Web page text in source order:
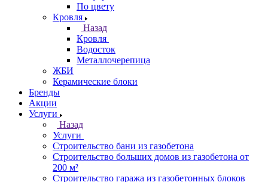
По цвету
Кровля
Назад
Кровля
Водосток
Металлочерепица
ЖБИ
Керамические блоки
Бренды
Акции
Услуги
Назад
Услуги
Строительство бани из газобетона
Строительство больших домов из газобетона от
200 м²
Строительство гаража из газобетонных блоков